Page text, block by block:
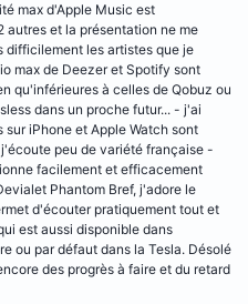
max d'Apple Music est
autres et la présentation ne me
difficilement les artistes que je
max de Deezer et Spotify sont
qu'inférieures à celles de Qobuz ou
dans un proche futur... - j'ai
iPhone et Apple Watch sont
peu de variété française -
facilement et efficacement
Phantom Bref, j'adore le
d'écouter pratiquement tout et
est aussi disponible dans
ou par défaut dans la Tesla. Désolé
des progrès à faire et du retard